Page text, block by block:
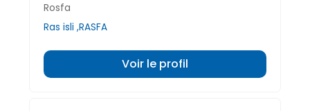
Rosfa
Ras isli ,RASFA
Voir le profil